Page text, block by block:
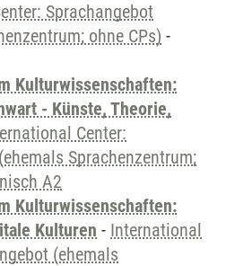
Sprachangebot
ohne CPs) -
Kulturwissenschaften:
- Künste, Theorie,
Center:
Sprachenzentrum;
A2
Kulturwissenschaften:
Kulturen - International
(ehemals